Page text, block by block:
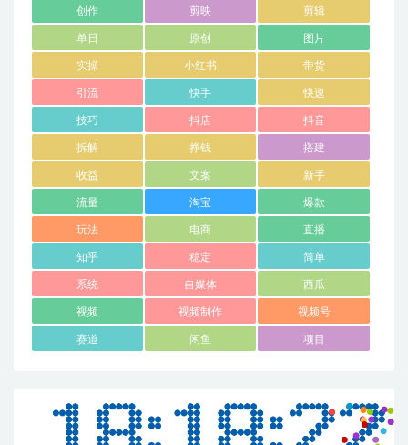
创作 剪映 剪辑
单日 原创 图片
实操 小红书 带货
引流 快手 快速
技巧 抖店 抖音
拆解 挣钱 搭建
收益 文案 新手
流量 淘宝 爆款
玩法 电商 直播
知乎 稳定 简单
系统 自媒体 西瓜
视频 视频制作 视频号
赛道 闲鱼 项目